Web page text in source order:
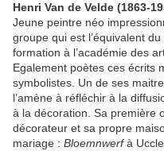
Henri Van de Velde (1863-
Jeune peintre néo
groupe qui est l’équivalent
formation à l’académie des
Egalement poètes ces écrits
symbolistes. Un de ses
l’amène à réfléchir à la
à la décoration. Sa première
décorateur et sa propre
mariage : Bloemnwerfà